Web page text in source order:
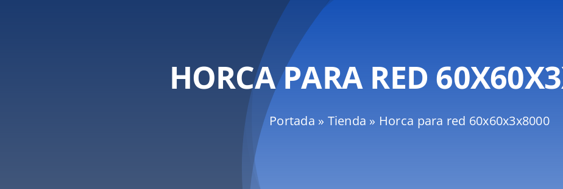
HORCA PARA RED
Portada » Tienda » Horca para red 60x60x3x8000